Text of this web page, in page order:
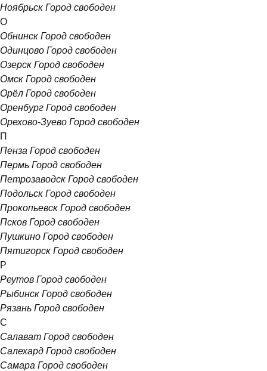
Ноябрьск Город свободен
О
Обнинск Город свободен
Одинцово Город свободен
Озерск Город свободен
Омск Город свободен
Орёл Город свободен
Оренбург Город свободен
Орехово-Зуево Город свободен
П
Пенза Город свободен
Пермь Город свободен
Петрозаводск Город свободен
Подольск Город свободен
Прокопьевск Город свободен
Псков Город свободен
Пушкино Город свободен
Пятигорск Город свободен
Р
Реутов Город свободен
Рыбинск Город свободен
Рязань Город свободен
С
Салават Город свободен
Салехард Город свободен
Самара Город свободен